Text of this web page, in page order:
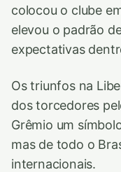
colocou o clube
elevou o padrão
expectativas
Os triunfos na
dos torcedores
Grêmio um
mas de todo o
internacionais.